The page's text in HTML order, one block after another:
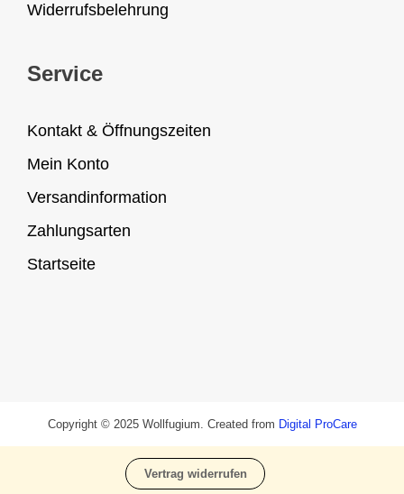
Widerrufsbelehrung
Service
Kontakt & Öffnungszeiten
Mein Konto
Versandinformation
Zahlungsarten
Startseite
Copyright © 2025 Wollfugium. Created from Digital ProCare
Vertrag widerrufen